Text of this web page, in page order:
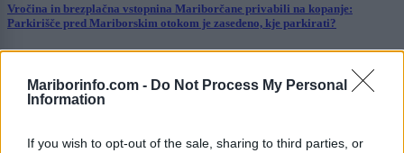
Mariborinfo.com - Do Not Process My Personal
Information
If you wish to opt-out of the sale, sharing to third parties, or
Vročina in brezplačna vstopnina Mariborčane privabili na kopanje:
Parkirišče pred Mariborskim otokom je zasedeno, kje parkirati?
Tragičen razplet prometne nesreče, 78-letni kolesar po padcu umrl v
bolnišnici
Lokalno3 ure nazaj